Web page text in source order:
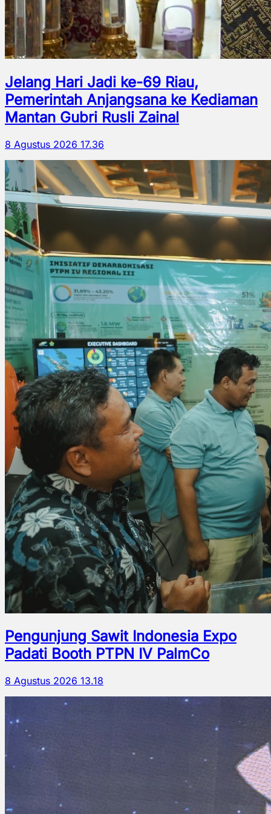
Jelang Hari Jadi ke-69 Riau,
Pemerintah Anjangsana ke Kediaman
Mantan Gubri Rusli Zainal
8 Agustus 2026 17.36
Pengunjung Sawit Indonesia Expo
Padati Booth PTPN IV PalmCo
8 Agustus 2026 13.18